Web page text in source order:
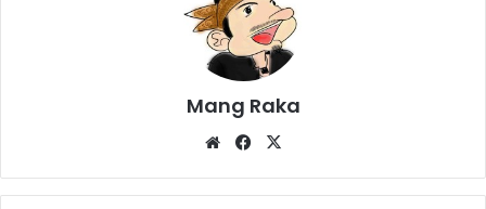
Mang Raka
WebsiteFacebook